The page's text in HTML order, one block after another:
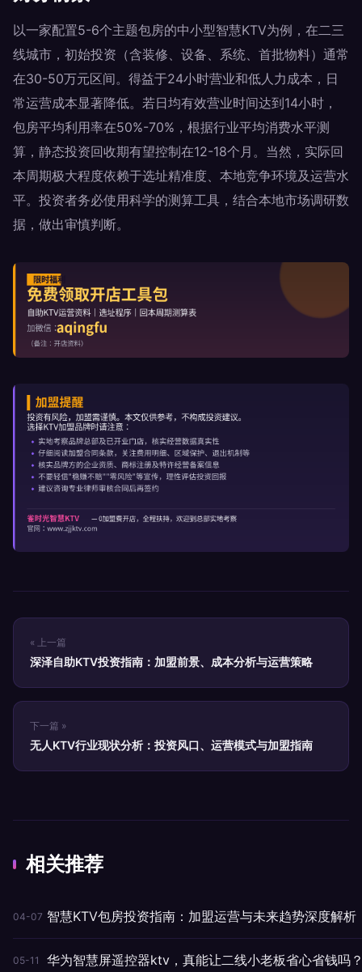
以一家配置5-6个主题包房的中小型智慧KTV为例，在二三
线城市，初始投资（含装修、设备、系统、首批物料）通常
在30-50万元区间。得益于24小时营业和低人力成本，日
常运营成本显著降低。若日均有效营业时间达到14小时，
包房平均利用率在50%-70%，根据行业平均消费水平测
算，静态投资回收期有望控制在12-18个月。当然，实际回
本周期极大程度依赖于选址精准度、本地竞争环境及运营水
平。投资者务必使用科学的测算工具，结合本地市场调研数
据，做出审慎判断。
« 上一篇
深泽自助KTV投资指南：加盟前景、成本分析与运营策略
下一篇 »
无人KTV行业现状分析：投资风口、运营模式与加盟指南
相关推荐
04-07 智慧KTV包房投资指南：加盟运营与未来趋势深度解析
05-11 华为智慧屏遥控器ktv，真能让二线小老板省心省钱吗